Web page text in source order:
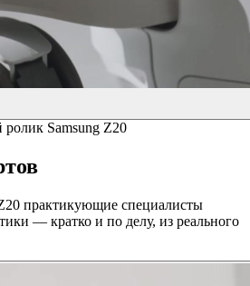
Samsung Z20
практикующие специалисты
— кратко и по делу, из реального